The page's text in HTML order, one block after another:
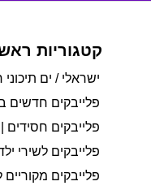
קטגוריות
ישראלי / ים
פלייבקים חדשים
פלייבקים חסידים
פלייבקים לשירי
פלייבקים